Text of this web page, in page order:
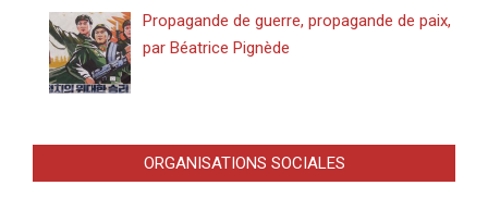
Propagande de guerre, propagande de paix,
par Béatrice Pignède
ORGANISATIONS SOCIALES